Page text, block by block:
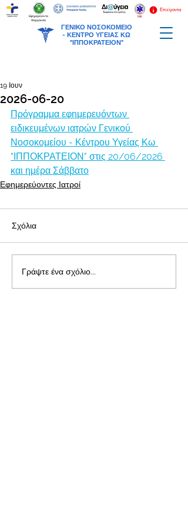
ΓΕΝΙΚΟ ΝΟΣΟΚΟΜΕΙΟ
- ΚΕΝΤΡΟ ΥΓΕΙΑΣ ΚΩ
"ΙΠΠΟΚΡΑΤΕΙΟΝ"
Επείγοντα
Εφημερεύοντα
Φαρμακεία
2026-06-20
19 Ιουν
Πρόγραμμα εφημερευόντων
ειδικευμένων ιατρών Γενικού
Νοσοκομείου - Κέντρου Υγείας Κω
"ΙΠΠΟΚΡΑΤΕΙΟΝ" στις 20/06/2026
και ημέρα Σάββατο
Εφημερεύοντες Ιατροί
Σχόλια
Γράψτε ένα σχόλιο...